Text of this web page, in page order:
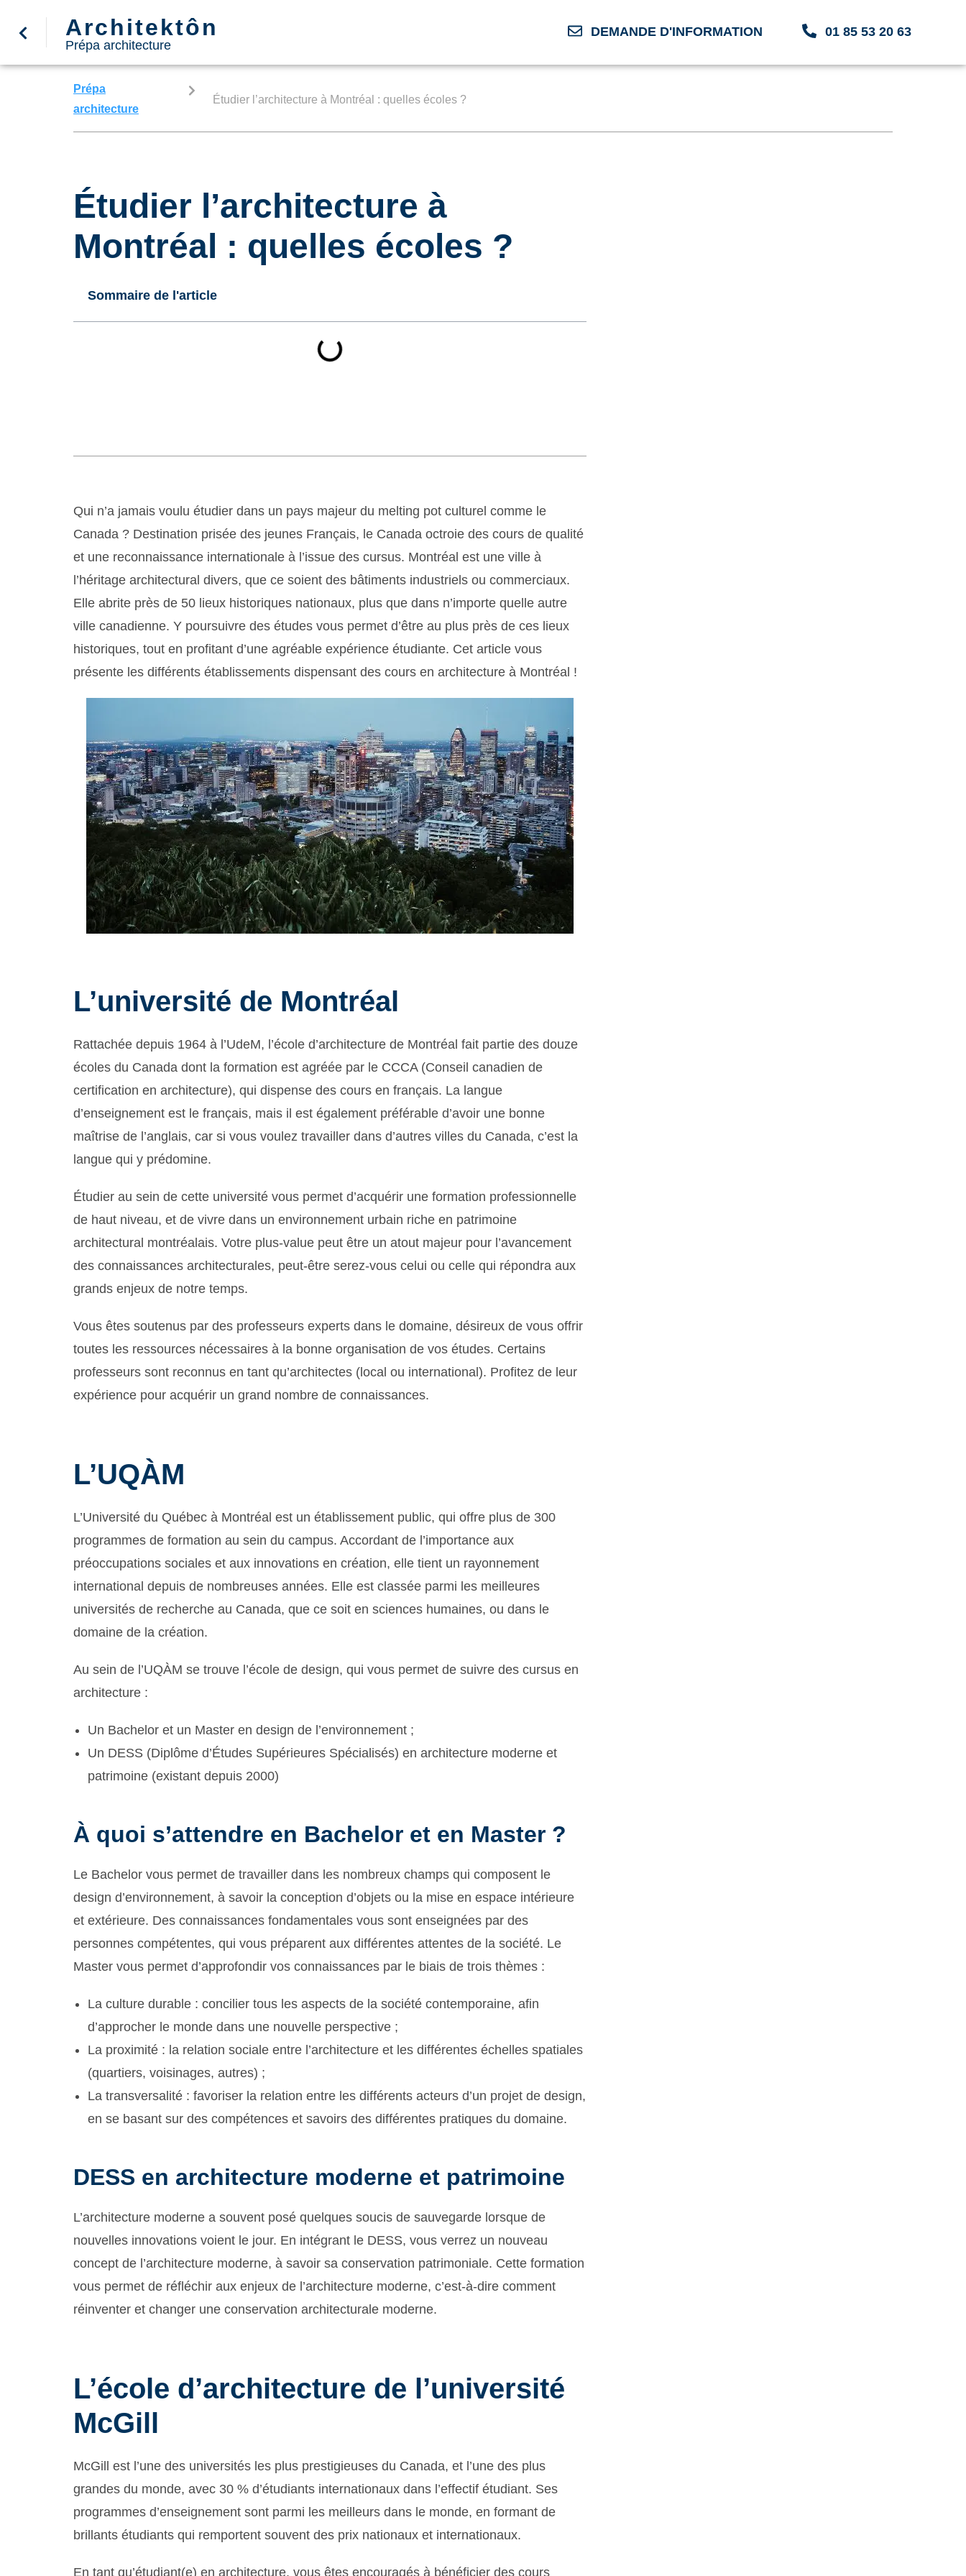
Architektôn
Prépa architecture
DEMANDE D'INFORMATION 01 85 53 20 63
Prépa
architecture
Étudier l’architecture à Montréal : quelles écoles ?
Étudier l’architecture à
Montréal : quelles écoles ?
Sommaire de l'article
Qui n’a jamais voulu étudier dans un pays majeur du melting pot culturel comme le
Canada ? Destination prisée des jeunes Français, le Canada octroie des cours de qualité
et une reconnaissance internationale à l’issue des cursus. Montréal est une ville à
l’héritage architectural divers, que ce soient des bâtiments industriels ou commerciaux.
Elle abrite près de 50 lieux historiques nationaux, plus que dans n’importe quelle autre
ville canadienne. Y poursuivre des études vous permet d’être au plus près de ces lieux
historiques, tout en profitant d’une agréable expérience étudiante. Cet article vous
présente les différents établissements dispensant des cours en architecture à Montréal !
L’université de Montréal
Rattachée depuis 1964 à l’UdeM, l’école d’architecture de Montréal fait partie des douze
écoles du Canada dont la formation est agréée par le CCCA (Conseil canadien de
certification en architecture), qui dispense des cours en français. La langue
d’enseignement est le français, mais il est également préférable d’avoir une bonne
maîtrise de l’anglais, car si vous voulez travailler dans d’autres villes du Canada, c’est la
langue qui y prédomine.
Étudier au sein de cette université vous permet d’acquérir une formation professionnelle
de haut niveau, et de vivre dans un environnement urbain riche en patrimoine
architectural montréalais. Votre plus-value peut être un atout majeur pour l’avancement
des connaissances architecturales, peut-être serez-vous celui ou celle qui répondra aux
grands enjeux de notre temps.
Vous êtes soutenus par des professeurs experts dans le domaine, désireux de vous offrir
toutes les ressources nécessaires à la bonne organisation de vos études. Certains
professeurs sont reconnus en tant qu’architectes (local ou international). Profitez de leur
expérience pour acquérir un grand nombre de connaissances.
L’UQÀM
L’Université du Québec à Montréal est un établissement public, qui offre plus de 300
programmes de formation au sein du campus. Accordant de l’importance aux
préoccupations sociales et aux innovations en création, elle tient un rayonnement
international depuis de nombreuses années. Elle est classée parmi les meilleures
universités de recherche au Canada, que ce soit en sciences humaines, ou dans le
domaine de la création.
Au sein de l’UQÀM se trouve l’école de design, qui vous permet de suivre des cursus en
architecture :
Un Bachelor et un Master en design de l’environnement ;
Un DESS (Diplôme d’Études Supérieures Spécialisés) en architecture moderne et
patrimoine (existant depuis 2000)
À quoi s’attendre en Bachelor et en Master ?
Le Bachelor vous permet de travailler dans les nombreux champs qui composent le
design d’environnement, à savoir la conception d’objets ou la mise en espace intérieure
et extérieure. Des connaissances fondamentales vous sont enseignées par des
personnes compétentes, qui vous préparent aux différentes attentes de la société. Le
Master vous permet d’approfondir vos connaissances par le biais de trois thèmes :
La culture durable : concilier tous les aspects de la société contemporaine, afin
d’approcher le monde dans une nouvelle perspective ;
La proximité : la relation sociale entre l’architecture et les différentes échelles spatiales
(quartiers, voisinages, autres) ;
La transversalité : favoriser la relation entre les différents acteurs d’un projet de design,
en se basant sur des compétences et savoirs des différentes pratiques du domaine.
DESS en architecture moderne et patrimoine
L’architecture moderne a souvent posé quelques soucis de sauvegarde lorsque de
nouvelles innovations voient le jour. En intégrant le DESS, vous verrez un nouveau
concept de l’architecture moderne, à savoir sa conservation patrimoniale. Cette formation
vous permet de réfléchir aux enjeux de l’architecture moderne, c’est-à-dire comment
réinventer et changer une conservation architecturale moderne.
L’école d’architecture de l’université
McGill
McGill est l’une des universités les plus prestigieuses du Canada, et l’une des plus
grandes du monde, avec 30 % d’étudiants internationaux dans l’effectif étudiant. Ses
programmes d’enseignement sont parmi les meilleurs dans le monde, en formant de
brillants étudiants qui remportent souvent des prix nationaux et internationaux.
En tant qu’étudiant(e) en architecture, vous êtes encouragés à bénéficier des cours